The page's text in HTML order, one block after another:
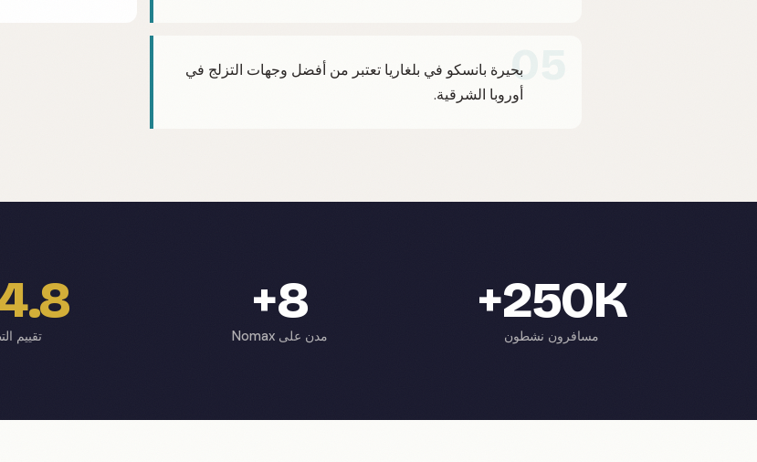
05بحيرة بانسكو في بلغاريا تعتبر من أفضل وجهات التزلج في
أوروبا الشرقية.
250K+
مسافرون نشطون
8+
مدن على Nomax تقييم